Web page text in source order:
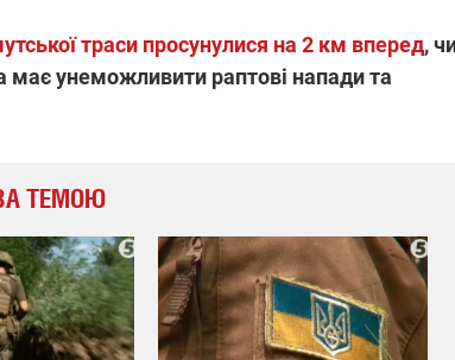
траси просунулися на 2 км вперед,
має унеможливити раптові напади та
ТЕМОЮ